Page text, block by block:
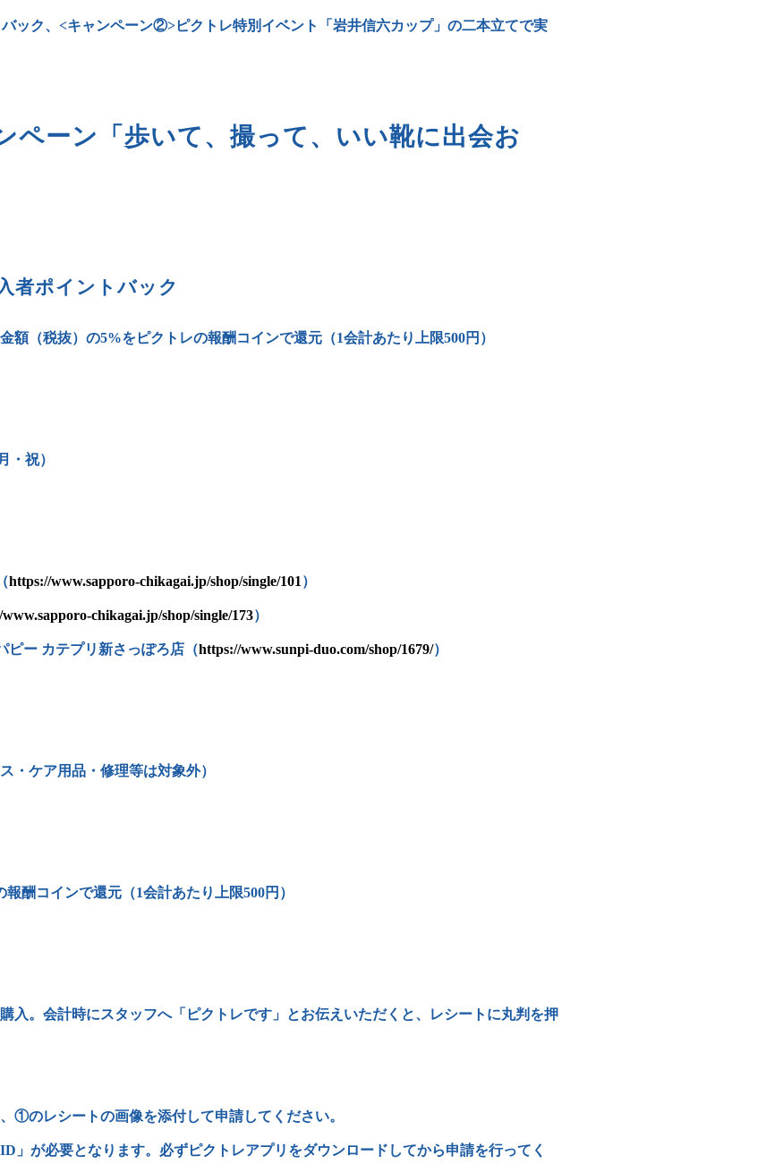
ック、<キャンペーン②>ピクトレ特別イベント「岩井信六カップ」の二本立てで実
ペーン「歩いて、撮って、いい靴に出会お
者ポイントバック
額（税抜）の5%をピクトレの報酬コインで還元（1会計あたり上限500円）
・祝）
https://www.sapporo-chikagai.jp/shop/single/101 ）
chikagai.jp/shop/single/173）
ピー カテプリ新さっぽろ店（https://www.sunpi-duo.com/shop/1679/）
・ケア用品・修理等は対象外）
酬コインで還元（1会計あたり上限500円）
入。会計時にスタッフへ「ピクトレです」とお伝えいただくと、レシートに丸判を押
①のレシートの画像を添付して申請してください。
」が必要となります。必ずピクトレアプリをダウンロードしてから申請を行ってく